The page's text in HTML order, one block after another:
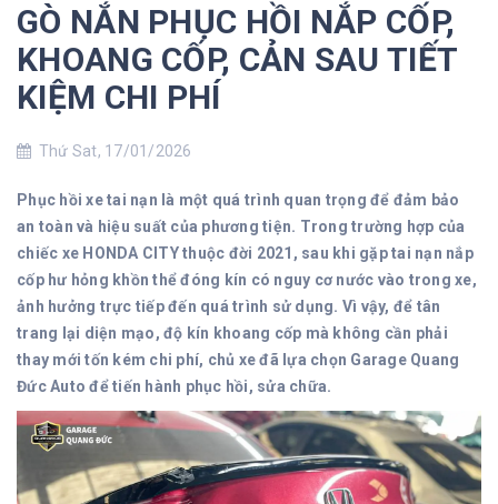
GÒ NẮN PHỤC HỒI NẮP CỐP,
KHOANG CỐP, CẢN SAU TIẾT
KIỆM CHI PHÍ
Thứ Sat, 17/01/2026
Phục hồi xe tai nạn là một quá trình quan trọng để đảm bảo
an toàn và hiệu suất của phương tiện. Trong trường hợp của
chiếc xe HONDA CITY thuộc đời 2021, sau khi gặp tai nạn nắp
cốp hư hỏng khồn thể đóng kín có nguy cơ nước vào trong xe,
ảnh hưởng trực tiếp đến quá trình sử dụng. Vì vậy, để tân
trang lại diện mạo, độ kín khoang cốp mà không cần phải
thay mới tốn kém chi phí, chủ xe đã lựa chọn Garage Quang
Đức Auto để tiến hành phục hồi, sửa chữa.